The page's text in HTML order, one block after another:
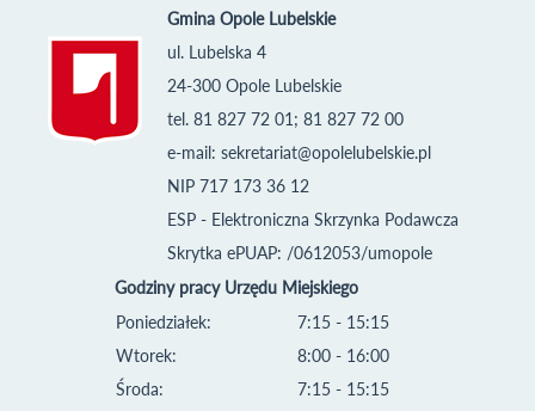
Gmina Opole Lubelskie
ul. Lubelska 4
24-300 Opole Lubelskie
tel. 81 827 72 01; 81 827 72 00
e-mail: sekretariat@opolelubelskie.pl
NIP 717 173 36 12
ESP - Elektroniczna Skrzynka Podawcza
Skrytka ePUAP: /0612053/umopole
Godziny pracy Urzędu Miejskiego
Poniedziałek:
Wtorek:
Środa:
7:15 - 15:15
8:00 - 16:00
7:15 - 15:15